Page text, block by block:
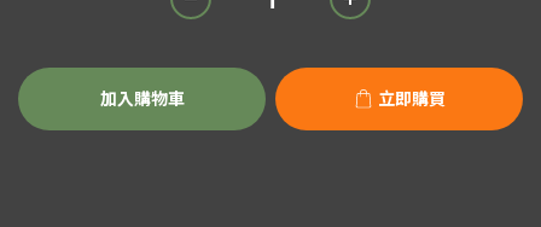
加入購物車 立即購買